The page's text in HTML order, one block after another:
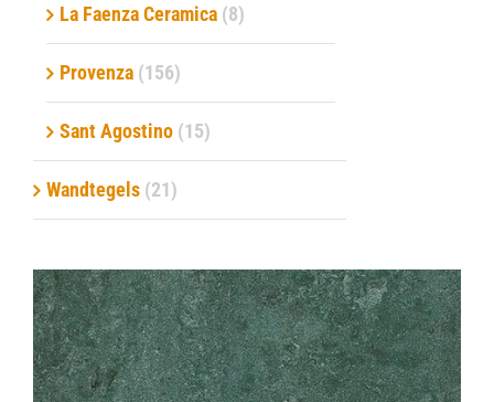
La Faenza Ceramica (8)
Provenza (156)
Sant Agostino (15)
Wandtegels (21)